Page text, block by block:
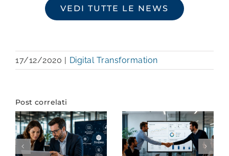
VEDI TUTTE LE NEWS
17/12/2020 Digital Transformation
Post correlati
Esaedro e
Vicsam
Group: una
sinergia che
Esaedro
entra nel
Vicsam: una